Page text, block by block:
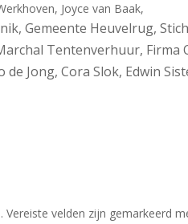
Joyce van Baak,
Gemeente Heuvelrug,
Tentenverhuur, Firma
de Jong, Cora Slok, Edwin
Vereiste velden zijn gemarkeerd